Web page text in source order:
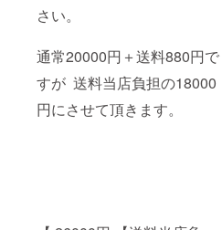
さい。
通常20000円＋送料880円で
すが 送料当店負担の18000
円にさせて頂きます。